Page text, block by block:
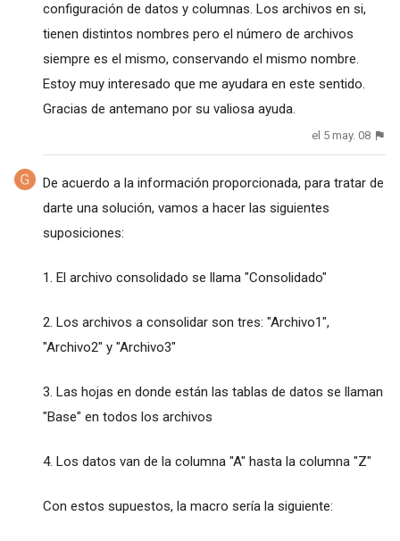
configuración de datos y columnas. Los archivos en si,
tienen distintos nombres pero el número de archivos
siempre es el mismo, conservando el mismo nombre.
Estoy muy interesado que me ayudara en este sentido.
Gracias de antemano por su valiosa ayuda.
el 5 may. 08
De acuerdo a la información proporcionada, para tratar de
darte una solución, vamos a hacer las siguientes
suposiciones:
1. El archivo consolidado se llama "Consolidado"
2. Los archivos a consolidar son tres: "Archivo1",
"Archivo2" y "Archivo3"
3. Las hojas en donde están las tablas de datos se llaman
"Base" en todos los archivos
4. Los datos van de la columna "A" hasta la columna "Z"
Con estos supuestos, la macro sería la siguiente: